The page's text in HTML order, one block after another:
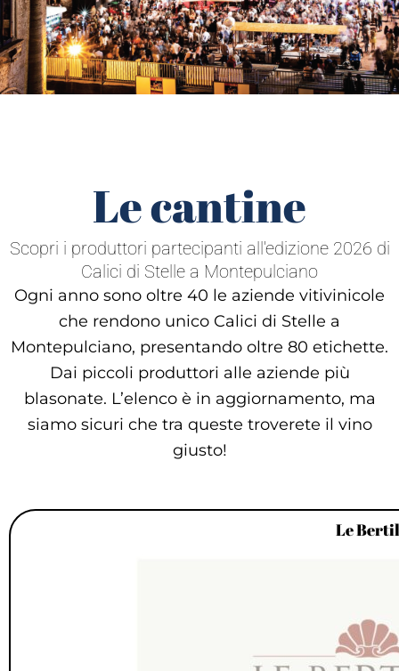
Le cantine
Scopri i produttori partecipanti all'edizione 2026 di
Calici di Stelle a Montepulciano
Ogni anno sono oltre 40 le aziende vitivinicole
che rendono unico Calici di Stelle a
Montepulciano, presentando oltre 80 etichette.
Dai piccoli produttori alle aziende più
blasonate. L’elenco è in aggiornamento, ma
siamo sicuri che tra queste troverete il vino
giusto!
Le